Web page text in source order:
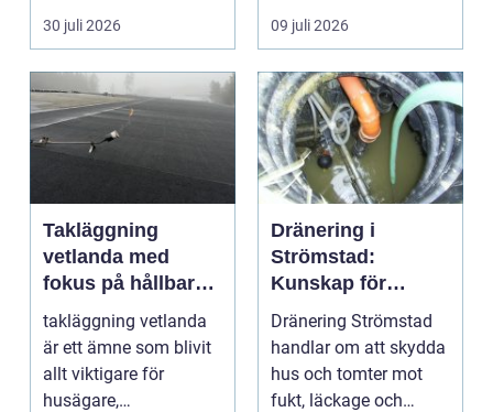
om å ha oversikt, k...
30 juli 2026
skrymma...
09 juli 2026
Takläggning
vetlanda med
fokus på hållbara
tak och trygga hus
takläggning vetlanda
är ett ämne som blivit
allt viktigare för
husägare,
Dränering i
Strömstad:
Kunskap för
tryggare
husgrunder
Dränering Strömstad
handlar om att skydda
hus och tomter mot
fukt, läckage och